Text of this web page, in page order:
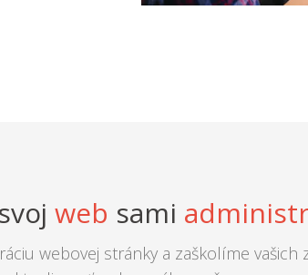
web sami
webovej stránky a zaškolíme vašich